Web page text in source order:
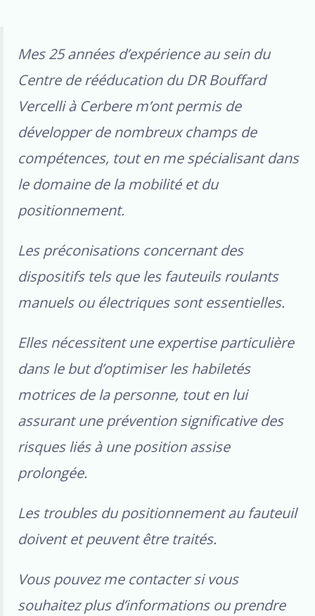
Mes 25 années d’expérience au sein du
Centre de rééducation du DR Bouffard
Vercelli à Cerbere m’ont permis de
développer de nombreux champs de
compétences, tout en me spécialisant dans
le domaine de la mobilité et du
positionnement.
Les préconisations concernant des
dispositifs tels que les fauteuils roulants
manuels ou électriques sont essentielles.
Elles nécessitent une expertise particulière
dans le but d’optimiser les habiletés
motrices de la personne, tout en lui
assurant une prévention significative des
risques liés à une position assise
prolongée.
Les troubles du positionnement au fauteuil
doivent et peuvent être traités.
Vous pouvez me contacter si vous
souhaitez plus d’informations ou prendre